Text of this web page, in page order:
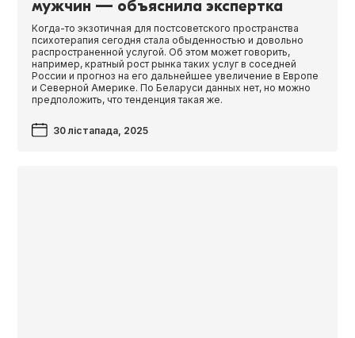
мужчин — объяснила экспертка
Когда-то экзотичная для постсоветского пространства
психотерапия сегодня стала обыденностью и довольно
распространенной услугой. Об этом может говорить,
например, кратный рост рынка таких услуг в соседней
России и прогноз на его дальнейшее увеличение в Европе
и Северной Америке. По Беларуси данных нет, но можно
предположить, что тенденция такая же.
30 лістапада, 2025